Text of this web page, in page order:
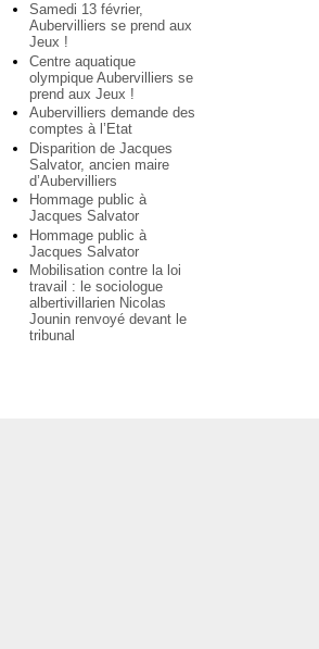
Samedi 13 février,
Aubervilliers se prend aux
Jeux !
Centre aquatique
olympique Aubervilliers se
prend aux Jeux !
Aubervilliers demande des
comptes à l’Etat
Disparition de Jacques
Salvator, ancien maire
d’Aubervilliers
Hommage public à
Jacques Salvator
Hommage public à
Jacques Salvator
Mobilisation contre la loi
travail : le sociologue
albertivillarien Nicolas
Jounin renvoyé devant le
tribunal